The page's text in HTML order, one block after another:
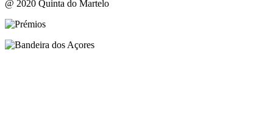
@ 2020 Quinta do Martelo